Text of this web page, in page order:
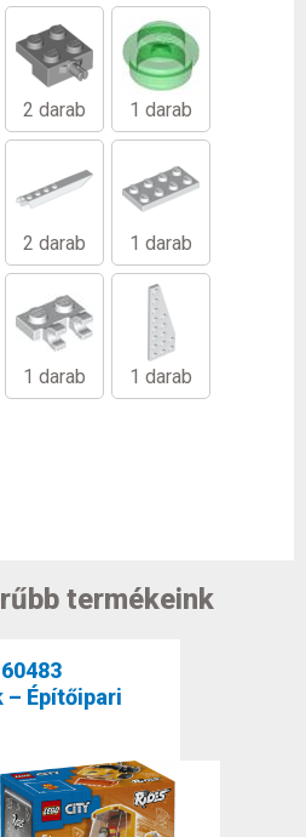
2 darab 1 darab
2 darab 1 darab
1 darab 1 darab
termékeink
– Építőipari